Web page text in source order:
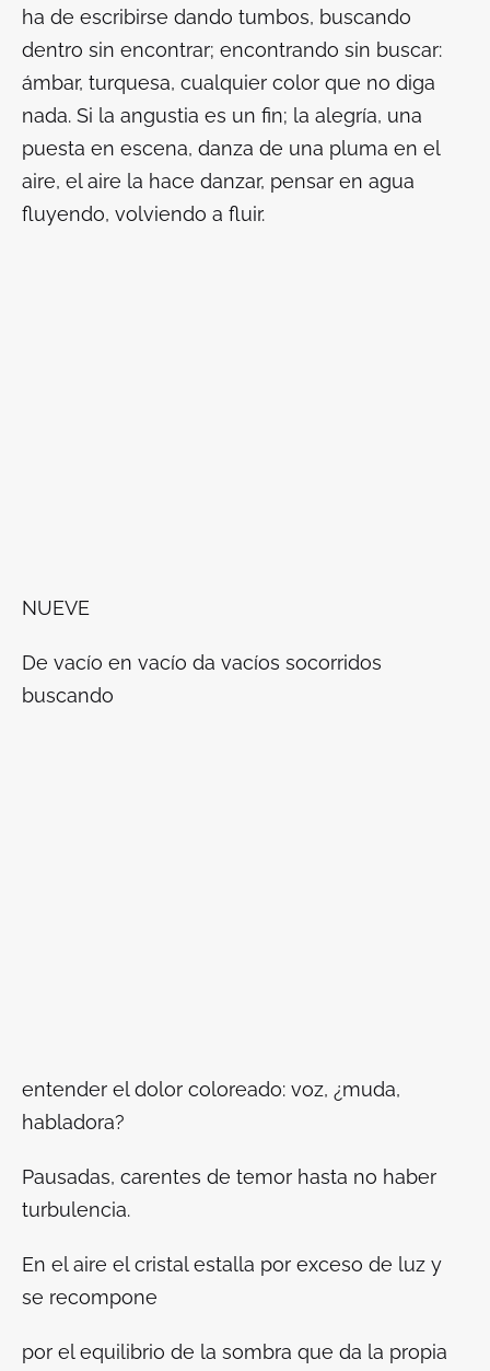
ha de escribirse dando tumbos, buscando
dentro sin encontrar; encontrando sin buscar:
ámbar, turquesa, cualquier color que no diga
nada. Si la angustia es un fin; la alegría, una
puesta en escena, danza de una pluma en el
aire, el aire la hace danzar, pensar en agua
fluyendo, volviendo a fluir.
NUEVE
De vacío en vacío da vacíos socorridos
buscando
entender el dolor coloreado: voz, ¿muda,
habladora?
Pausadas, carentes de temor hasta no haber
turbulencia.
En el aire el cristal estalla por exceso de luz y
se recompone
por el equilibrio de la sombra que da la propia